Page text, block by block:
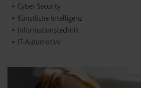
• Cyber Security
• Künstliche Intelligenz
• Informationstechnik
• IT-Automotive
Informatik - New Study